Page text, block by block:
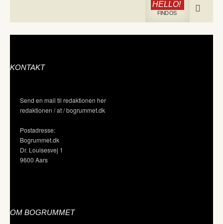
HELLO!
FIND OS
KONTAKT
Send en mail til redaktionen her
redaktionen / at / bogrummet.dk
Postadresse:
Bogrummet.dk
Dr. Louisesvej 1
9600 Aars
OM BOGRUMMET